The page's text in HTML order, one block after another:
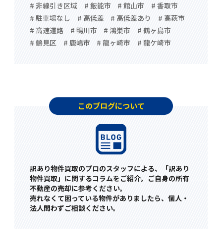
# 非線引き区域
# 飯能市 # 館山市
# 香取市
# 駐車場なし
# 高低差 # 高低差あり
# 高萩市
# 高速道路
# 鴨川市 # 鴻巣市
# 鶴ヶ島市
# 鶴見区
# 鹿嶋市 # 龍ヶ崎市 # 龍ケ崎市
このブログについて
訳あり物件買取のプロのスタッフによる、「訳あり
物件買取」に関するコラムをご紹介。ご自身の所有
不動産の売却に参考ください。
売れなくて困っている物件がありましたら、個人・
法人問わずご相談ください。